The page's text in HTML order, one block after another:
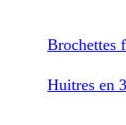
Brochettes
Huitres en